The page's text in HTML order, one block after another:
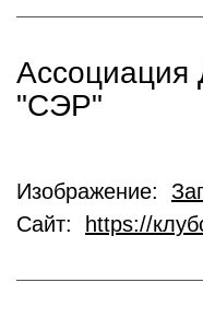
Ассоциация
"СЭР"
Изображение:
Сайт:
https://